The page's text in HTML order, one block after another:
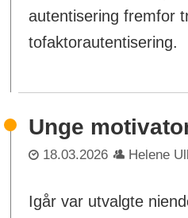
autentisering fremfor
tofaktorautentisering.
Unge
18.03.2026 Helene
Igår var utvalgte